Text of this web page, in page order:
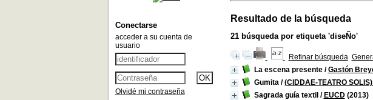
Resultado de la búsqueda
21búsqueda por etiqueta 'diseÑo'
Refinar búsqueda
La escena presente/Gastón
Gumita/(CIDDAE-TEATRO
Sagrada guía textil / EUCD(2013)
Conectarse
acceder a su cuenta de
usuario
Olvidé mi contraseña